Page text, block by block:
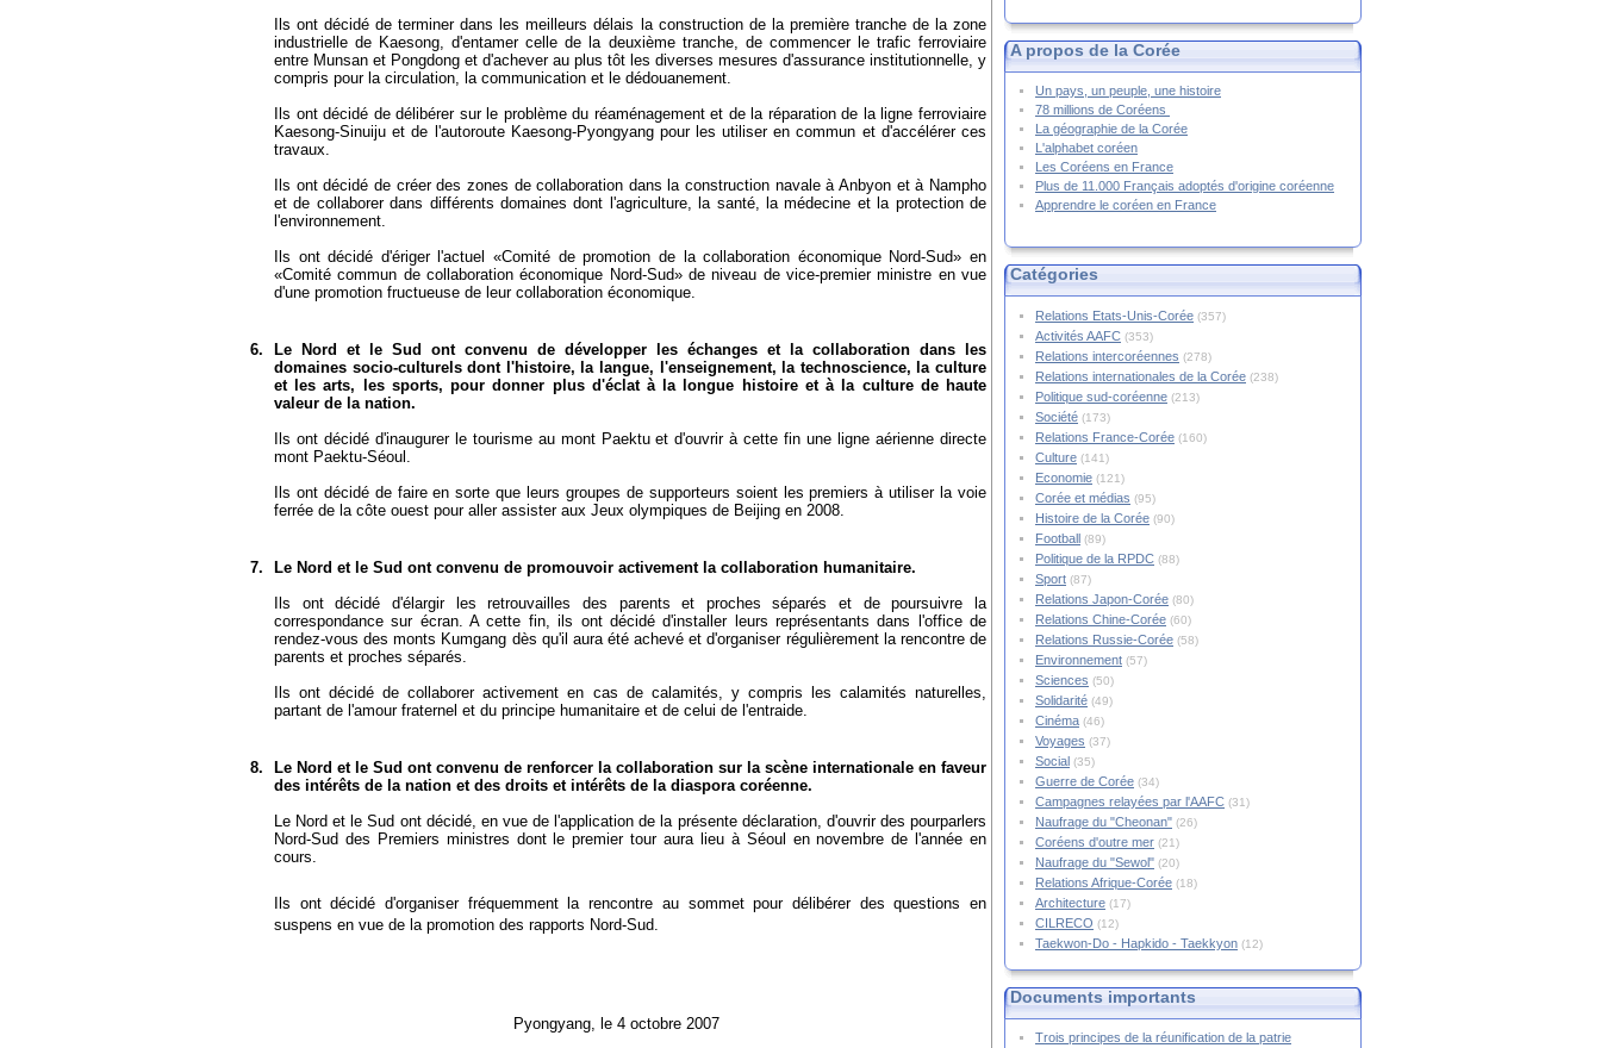
Ils ont décidé de terminer dans les meilleurs délais la construction de la première tranche de la zone
industrielle de Kaesong, d'entamer celle de la deuxième tranche, de commencer le trafic ferroviaire
entre Munsan et Pongdong et d'achever au plus tôt les diverses mesures d'assurance institutionnelle, y
compris pour la circulation, la communication et le dédouanement.
Ils ont décidé de délibérer sur le problème du réaménagement et de la réparation de la ligne ferroviaire
Kaesong-Sinuiju et de l'autoroute Kaesong-Pyongyang pour les utiliser en commun et d'accélérer ces
travaux.
Ils ont décidé de créer des zones de collaboration dans la construction navale à Anbyon et à Nampho
et de collaborer dans différents domaines dont l'agriculture, la santé, la médecine et la protection de
l'environnement.
Ils ont décidé d'ériger l'actuel «Comité de promotion de la collaboration économique Nord-Sud» en
«Comité commun de collaboration économique Nord-Sud» de niveau de vice-premier ministre en vue
d'une promotion fructueuse de leur collaboration économique.
6.
Le Nord et le Sud ont convenu de développer les échanges et la collaboration dans les
domaines socio-culturels dont l'histoire, la langue, l'enseignement, la technoscience, la culture
et les arts, les sports, pour donner plus d'éclat à la longue histoire et à la culture de haute
valeur de la nation.
Ils ont décidé d'inaugurer le tourisme au mont Paektu et d'ouvrir à cette fin une ligne aérienne directe
mont Paektu-Séoul.
Ils ont décidé de faire en sorte que leurs groupes de supporteurs soient les premiers à utiliser la voie
ferrée de la côte ouest pour aller assister aux Jeux olympiques de Beijing en 2008.
7.
Le Nord et le Sud ont convenu de promouvoir activement la collaboration humanitaire.
Ils ont décidé d'élargir les retrouvailles des parents et proches séparés et de poursuivre la
correspondance sur écran. A cette fin, ils ont décidé d'installer leurs représentants dans l'office de
rendez-vous des monts Kumgang dès qu'il aura été achevé et d'organiser régulièrement la rencontre de
parents et proches séparés.
Ils ont décidé de collaborer activement en cas de calamités, y compris les calamités naturelles,
partant de l'amour fraternel et du principe humanitaire et de celui de l'entraide.
8.
Le Nord et le Sud ont convenu de renforcer la collaboration sur la scène internationale en faveur
des intérêts de la nation et des droits et intérêts de la diaspora coréenne.
Le Nord et le Sud ont décidé, en vue de l'application de la présente déclaration, d'ouvrir des pourparlers
Nord-Sud des Premiers ministres dont le premier tour aura lieu à Séoul en novembre de l'année en
cours.
Ils ont décidé d'organiser fréquemment la rencontre au sommet pour délibérer des questions en
suspens en vue de la promotion des rapports Nord-Sud.
Pyongyang, le 4 octobre 2007
A propos de la Corée
Un pays, un peuple, une histoire
78 millions de Coréens
La géographie de la Corée
L'alphabet coréen
Les Coréens en France
Plus de 11.000 Français adoptés d'origine coréenne
Apprendre le coréen en France
Catégories
Relations Etats-Unis-Corée (357)
Activités AAFC (353)
Relations intercoréennes (278)
Relations internationales de la Corée (238)
Politique sud-coréenne (213)
Société (173)
Relations France-Corée (160)
Culture (141)
Economie (121)
Corée et médias (95)
Histoire de la Corée (90)
Football (89)
Politique de la RPDC (88)
Sport (87)
Relations Japon-Corée (80)
Relations Chine-Corée (60)
Relations Russie-Corée (58)
Environnement (57)
Sciences (50)
Solidarité (49)
Cinéma (46)
Voyages (37)
Social (35)
Guerre de Corée (34)
Campagnes relayées par l'AAFC (31)
Naufrage du "Cheonan" (26)
Coréens d'outre mer (21)
Naufrage du "Sewol" (20)
Relations Afrique-Corée (18)
Architecture (17)
CILRECO (12)
Taekwon-Do - Hapkido - Taekkyon (12)
Documents importants
Trois principes de la réunification de la patrie